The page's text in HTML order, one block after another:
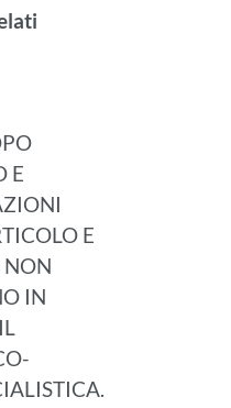
E
E
NON
IN